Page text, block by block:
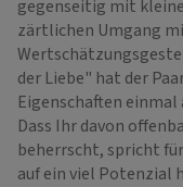
gegenseitig mit
zärtlichen Umgang
der Liebe" hat der
Eigenschaften einmal
Dass Ihr davon
beherrscht, spricht
auf ein viel Potenzial